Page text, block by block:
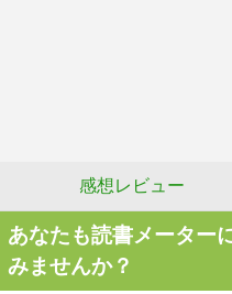
感想レビュー
あなたも読書メーター
みませんか？